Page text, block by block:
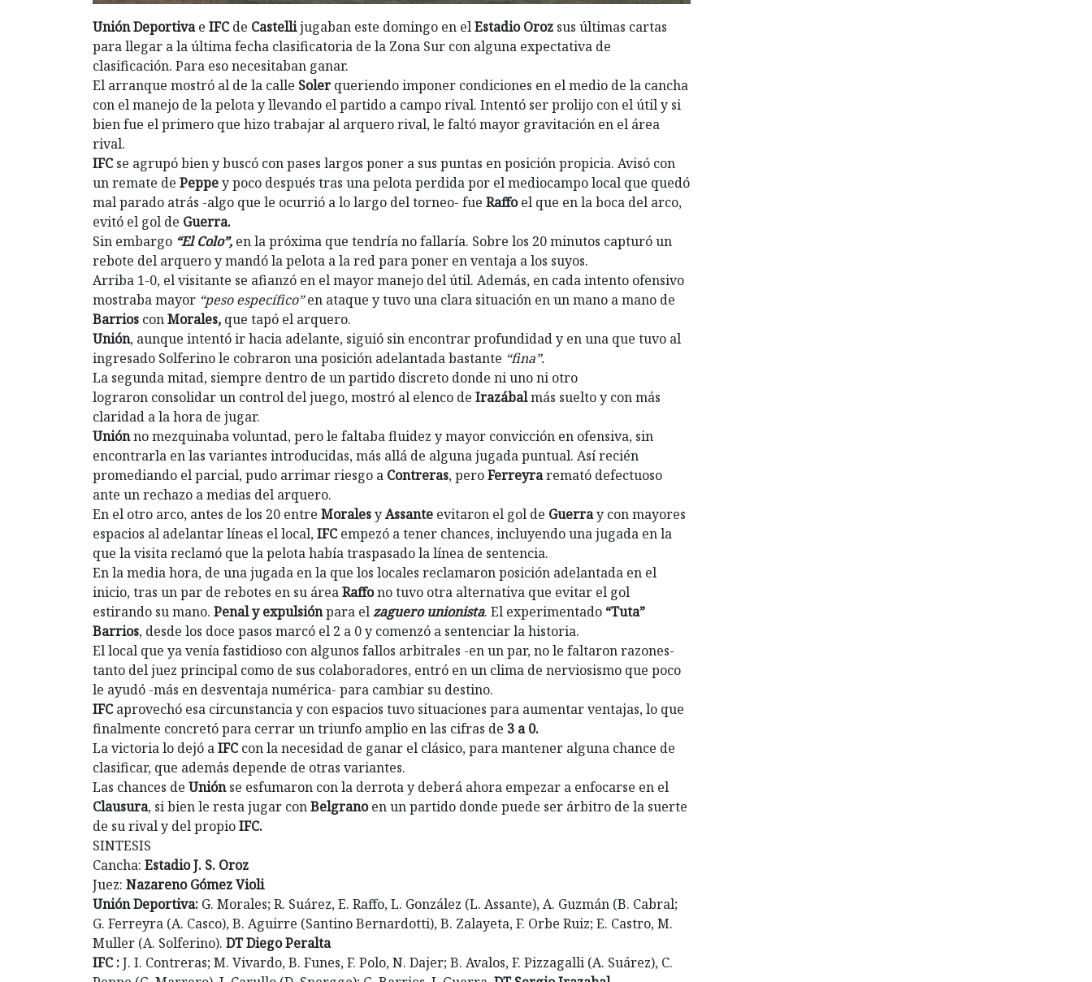
Unión Deportivae IFCde Castellijugaban este domingo en elEstadio Oroz sus últimas cartas
para llegar a la última fecha clasificatoria de la Zona Sur con alguna expectativa de
clasificación. Para eso necesitaban ganar.
El arranque mostró al de la calle Soler queriendo imponer condiciones en el medio de la cancha
con el manejo de la pelota y llevando el partido a campo rival. Intentó ser prolijo con el útil y si
bien fue el primero que hizo trabajar al arquero rival, le faltó mayor gravitación en el área
rival.
IFCse agrupó bien y buscó con pases largos poner a sus puntas en posición propicia. Avisó con
un remate de Peppey poco después tras una pelota perdida por el mediocampo local que quedó
mal parado atrás -algo que le ocurrió a lo largo del torneo- fue Raffoel que en la boca del arco,
evitó el gol de Guerra.
Sin embargo “El Colo”, en la próxima que tendría no fallaría. Sobre los 20 minutos capturó un
rebote del arquero y mandó la pelota a la red para poner en ventaja a los suyos.
Arriba 1-0, el visitante se afianzó en el mayor manejo del útil. Además, en cada intento ofensivo
mostraba mayor “peso específico”en ataque y tuvo una clara situación en un mano a mano de
Barrios conMorales, que tapó el arquero.
Unión, aunque intentó ir hacia adelante, siguió sin encontrar profundidad y en una que tuvo al
ingresado Solferino le cobraron una posición adelantada bastante “fina”.
La segunda mitad, siempre dentro de un partido discreto donde ni uno ni otro
lograron consolidar un control del juego, mostró al elenco de Irazábalmás suelto y con más
claridad a la hora de jugar.
Uniónno mezquinaba voluntad, pero le faltaba fluidez y mayor convicción en ofensiva, sin
encontrarla en las variantes introducidas, más allá de alguna jugada puntual. Así recién
promediando el parcial, pudo arrimar riesgo a Contreras, peroFerreyraremató defectuoso
ante un rechazo a medias del arquero.
En el otro arco, antes de los 20 entre MoralesyAssante evitaron el gol de Guerray con mayores
espacios al adelantar líneas el local,IFCempezó a tener chances, incluyendo una jugada en la
que la visita reclamó que la pelota había traspasado la línea de sentencia.
En la media hora, de una jugada en la que los locales reclamaron posición adelantada en el
inicio, tras un par de rebotes en su áreaRaffono tuvo otra alternativa que evitar el gol
estirando su mano. Penal y expulsiónpara elzaguero unionista. El experimentado “Tuta”
Barrios, desde los doce pasos marcó el 2 a 0 y comenzó a sentenciar la historia.
El local que ya venía fastidioso con algunos fallos arbitrales -en un par, no le faltaron razones-
tanto del juez principal como de sus colaboradores, entró en un clima de nerviosismo que poco
le ayudó -más en desventaja numérica- para cambiar su destino.
IFCaprovechó esa circunstancia y con espacios tuvo situaciones para aumentar ventajas, lo que
finalmente concretó para cerrar un triunfo amplio en las cifras de 3 a 0.
La victoria lo dejó aIFCcon la necesidad de ganar el clásico, para mantener alguna chance de
clasificar, que además depende de otras variantes.
Las chances de Uniónse esfumaron con la derrota y deberá ahora empezar a enfocarse en el
Clausura, si bien le resta jugar conBelgranoen un partido donde puede ser árbitro de la suerte
de su rival y del propioIFC.
SINTESIS
Cancha: Estadio J. S. Oroz
Juez: Nazareno Gómez Violi
Unión Deportiva: G. Morales; R. Suárez, E. Raffo, L. González (L. Assante), A. Guzmán (B. Cabral;
G. Ferreyra (A. Casco), B. Aguirre (Santino Bernardotti), B. Zalayeta, F. Orbe Ruiz; E. Castro, M.
Muller (A. Solferino). DT Diego Peralta
IFC :J. I. Contreras; M. Vivardo, B. Funes, F. Polo, N. Dajer; B. Avalos, F. Pizzagalli (A. Suárez), C.